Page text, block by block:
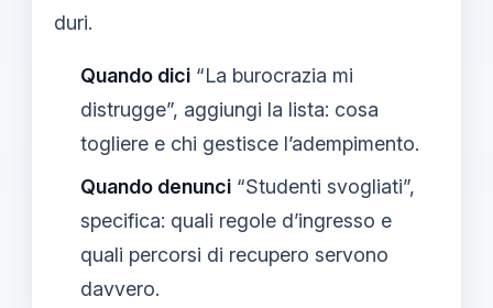
duri.
Quando dici “La burocrazia mi
distrugge”, aggiungi la lista: cosa
togliere e chi gestisce l’adempimento.
Quando denunci “Studenti svogliati”,
specifica: quali regole d’ingresso e
quali percorsi di recupero servono
davvero.